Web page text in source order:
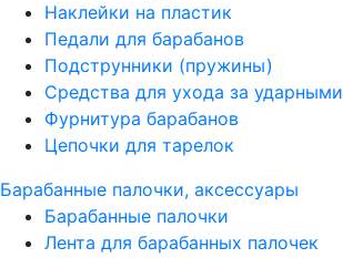
Наклейки на пластик
Педали для барабанов
Подструнники (пружины)
Средства для ухода за ударными
Фурнитура барабанов
Цепочки для тарелок
Барабанные палочки, аксессуары
Барабанные палочки
Лента для барабанных палочек